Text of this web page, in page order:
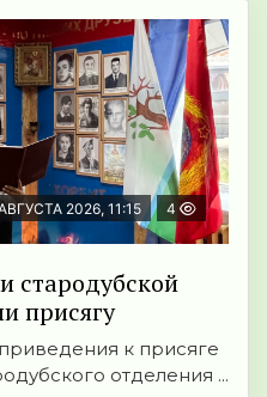
2026, 11:15 4
стародубской
присягу
к присяге
отделения ...